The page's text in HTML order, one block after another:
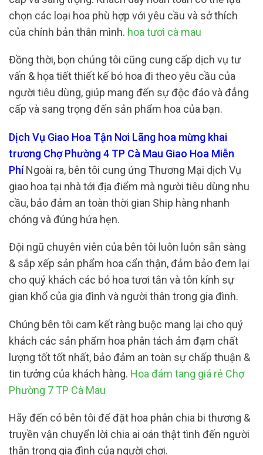
chọn các loại hoa phù hợp với yêu cầu và sở thích
của chính bản thân mình. hoa tươi cà mau
Đồng thời, bọn chúng tôi cũng cung cấp dịch vụ tư
vấn & họa tiết thiết kế bó hoa đi theo yêu cầu của
người tiêu dùng, giúp mang đến sự độc đáo và đẳng
cấp và sang trọng đến sản phẩm hoa của bạn.
Dịch Vụ Giao Hoa Tận Nơi Lãng hoa mừng khai
trương Chợ Phường 4 TP Cà Mau Giao Hoa Miễn
PhíNgoài ra, bên tôi cung ứng Thương Mại dịch Vụ
giao hoa tại nhà tới địa điểm mà người tiêu dùng nhu
cầu, bảo đảm an toàn thời gian Ship hàng nhanh
chóng và đúng hứa hẹn.
Đội ngũ chuyên viên của bên tôi luôn luôn sẵn sàng
& sắp xếp sản phẩm hoa cẩn thận, đảm bảo đem lại
cho quý khách các bó hoa tươi tắn và tôn kính sự
gian khổ của gia đình và người thân trong gia đình.
Chúng bên tôi cam kết ràng buộc mang lại cho quý
khách các sản phẩm hoa phân tách ảm đạm chất
lượng tốt tốt nhất, bảo đảm an toàn sự chấp thuận &
tin tưởng của khách hàng. Hoa đám tang giá rẻ Chợ
Phường 7 TP Cà Mau
Hãy đến có bên tôi để đặt hoa phân chia bi thương &
truyền vận chuyển lời chia ai oán thật tình đến người
thân trong gia đình của người chơi.